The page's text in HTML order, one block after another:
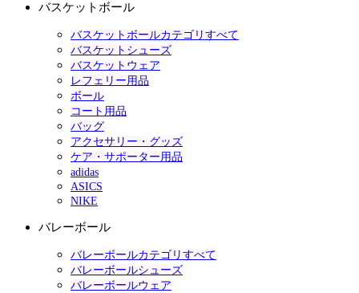
バスケットボール
バスケットボールカテゴリすべて
バスケットシューズ
バスケットウェア
レフェリー用品
ボール
コート用品
バッグ
アクセサリー・グッズ
ケア・サポーター用品
adidas
ASICS
NIKE
バレーボール
バレーボールカテゴリすべて
バレーボールシューズ
バレーボールウェア